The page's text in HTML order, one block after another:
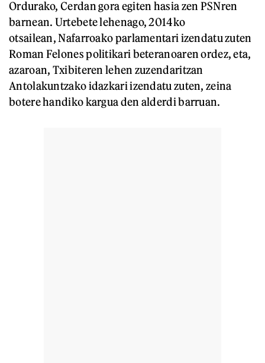
Ordurako, Cerdan gora egiten hasia zen PSNren
barnean. Urtebete lehenago, 2014ko
otsailean, Nafarroako parlamentari izendatu zuten
Roman Felones politikari beteranoaren ordez, eta,
azaroan, Txibiteren lehen zuzendaritzan
Antolakuntzako idazkari izendatu zuten, zeina
botere handiko kargua den alderdi barruan.